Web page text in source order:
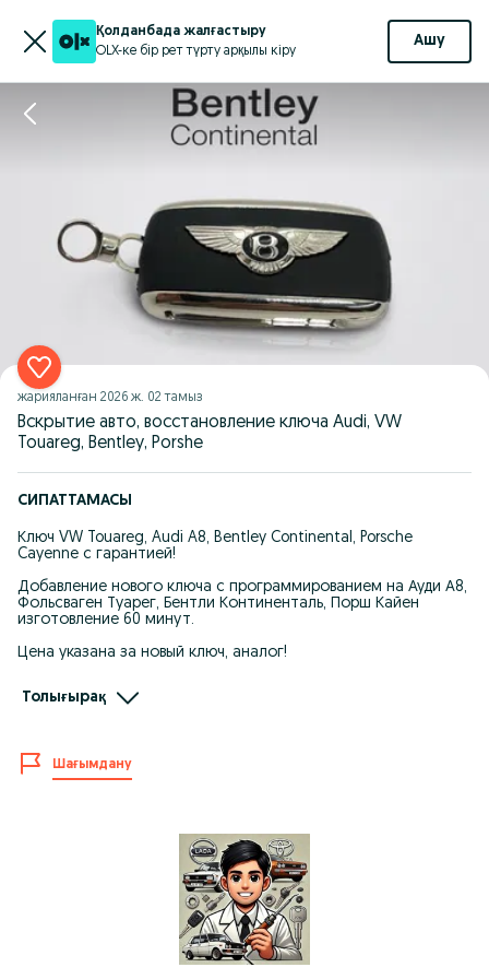
Қолданбада жалғастыру
OLX-ке бір рет түрту арқылы кіру
Ашу
жарияланған 2026 ж. 02 тамыз
Вскрытие авто, восстановление ключа Audi, VW
Touareg, Bentley, Porshe
СИПАТТАМАСЫ
Ключ VW Touareg, Audi A8, Bentley Continental, Porsche
Cayenne с гарантией!
Добавление нового ключа с программированием на Ауди А8,
Фольсваген Туарег, Бентли Континенталь, Порш Кайен
изготовление 60 минут.
Цена указана за новый ключ, аналог!
современного дизайна;
Восстановление при полной утере;
Ремонт ключа после стирки или попадания в воду;
Изготовление запасного ключа;
Изготовление чипа иммобилайзера для автозапуска;
Изготовление выкидного ключа с кнопками;
Восстановление лезвия;
Восстановление ключа по замку;
Удаление ключей из памяти автомобиля;
Программирование ключей;
Изготовление ключей по вин коду;
Толығырақ
Шағымдану